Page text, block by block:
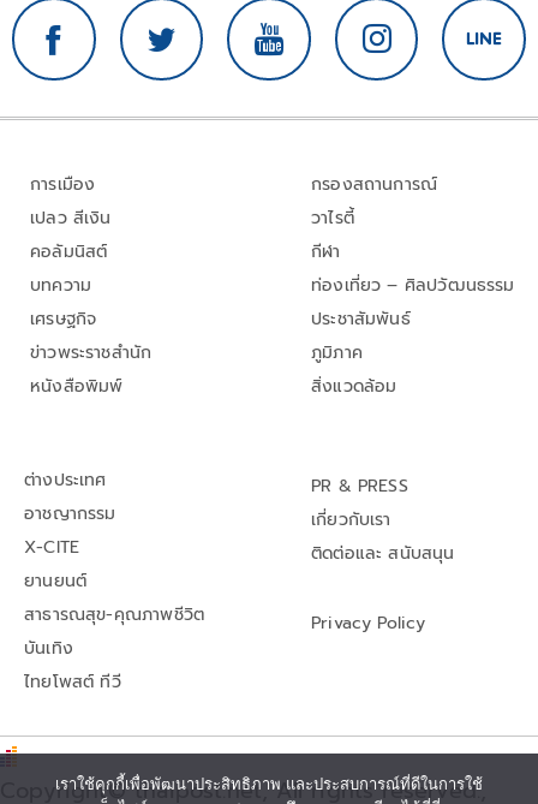
การเมือง
เปลว สีเงิน
คอลัมนิสต์
บทความ
เศรษฐกิจ
ข่าวพระราชสำนัก
หนังสือพิมพ์
กรองสถานการณ์
วาไรตี้
กีฬา
ท่องเที่ยว – ศิลปวัฒนธรรม
ประชาสัมพันธ์
ภูมิภาค
สิ่งแวดล้อม
ต่างประเทศ
อาชญากรรม
X-CITE
ยานยนต์
สาธารณสุข-คุณภาพชีวิต
บันเทิง
ไทยโพสต์ ทีวี
PR & PRESS
เกี่ยวกับเรา
ติดต่อและ สนับสนุน
Privacy Policy
Copyright© thaipost.net, All rights reserved.,
เราใช้คุกกี้เพื่อพัฒนาประสิทธิภาพ และประสบการณ์ที่ดีในการใช้